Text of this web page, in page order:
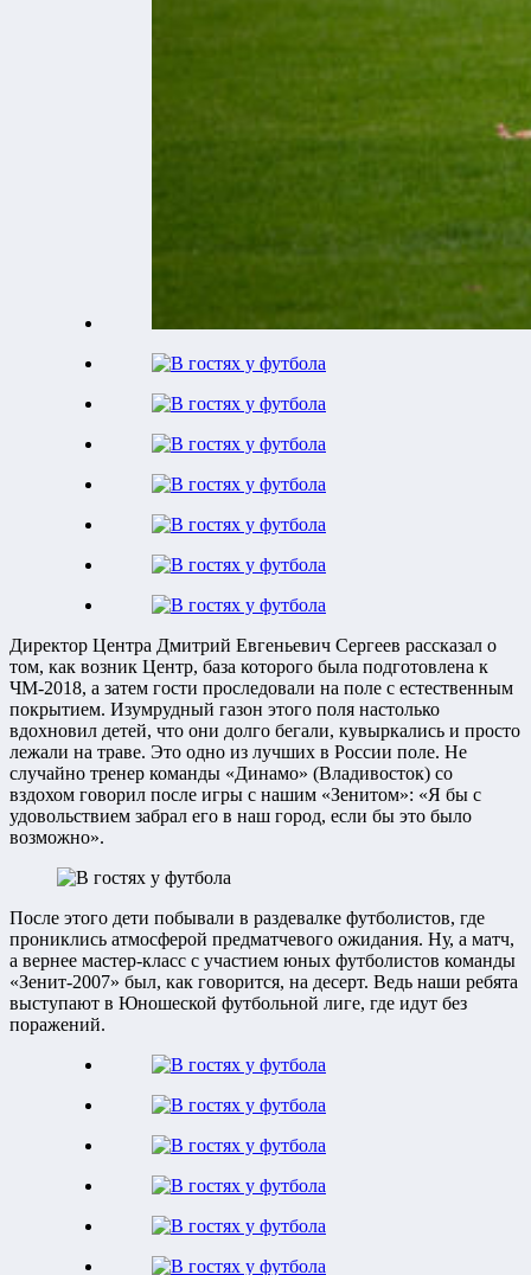
Директор Центра Дмитрий Евгеньевич Сергеев рассказал о
том, как возник Центр, база которого была подготовлена к
ЧМ-2018, а затем гости проследовали на поле с естественным
покрытием. Изумрудный газон этого поля настолько
вдохновил детей, что они долго бегали, кувыркались и просто
лежали на траве. Это одно из лучших в России поле. Не
случайно тренер команды «Динамо» (Владивосток) со
вздохом говорил после игры с нашим «Зенитом»: «Я бы с
удовольствием забрал его в наш город, если бы это было
возможно».
После этого дети побывали в раздевалке футболистов, где
прониклись атмосферой предматчевого ожидания. Ну, а матч,
а вернее мастер-класс с участием юных футболистов команды
«Зенит-2007» был, как говорится, на десерт. Ведь наши ребята
выступают в Юношеской футбольной лиге, где идут без
поражений.